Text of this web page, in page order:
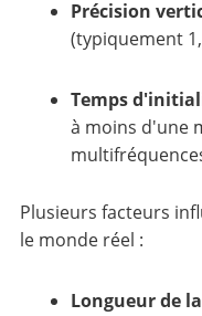
Précision
(typiquement
Temps
à moins d'une
Plusieurs facteurs
le monde réel :
Longueur de